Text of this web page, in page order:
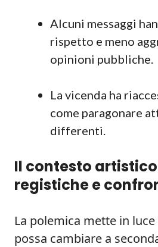
Alcuni messaggi
rispetto e meno
opinioni pubbliche.
La vicenda ha
come paragonare
differenti.
Il contesto
registiche e
La polemica mette in
possa cambiare a